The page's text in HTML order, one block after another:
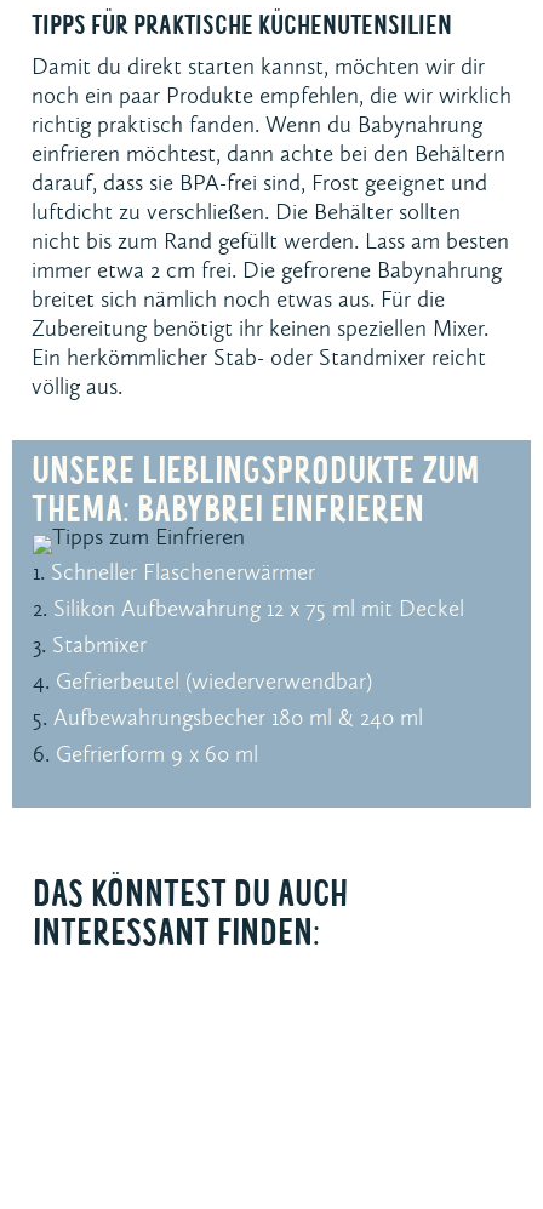
TIPPS FÜR PRAKTISCHE KÜCHENUTENSILIEN
Damit du direkt starten kannst, möchten wir dir
noch ein paar Produkte empfehlen, die wir wirklich
richtig praktisch fanden. Wenn du Babynahrung
einfrieren möchtest, dann achte bei den Behältern
darauf, dass sie BPA-frei sind, Frost geeignet und
luftdicht zu verschließen. Die Behälter sollten
nicht bis zum Rand gefüllt werden. Lass am besten
immer etwa 2 cm frei. Die gefrorene Babynahrung
breitet sich nämlich noch etwas aus. Für die
Zubereitung benötigt ihr keinen speziellen Mixer.
Ein herkömmlicher Stab- oder Standmixer reicht
völlig aus.
UNSERE LIEBLINGSPRODUKTE ZUM
THEMA: BABYBREI EINFRIEREN
Schneller Flaschenerwärmer
Silikon Aufbewahrung 12 x 75 ml mit Deckel
Stabmixer
Gefrierbeutel (wiederverwendbar)
Aufbewahrungsbecher 180 ml & 240 ml
Gefrierform 9 x 60 ml
DAS KÖNNTEST DU AUCH
INTERESSANT FINDEN: